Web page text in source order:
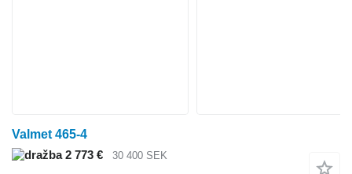
Valmet 465-4
2 773 €
30 400 SEK